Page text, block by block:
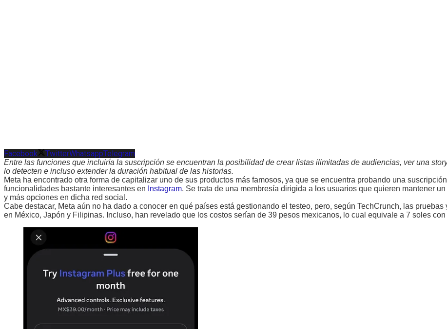
Facebook TwitterWhatsappTelegram
Entre las funciones que incluiría la suscripción se encuentran la posibilidad de crear listas ilimitadas de audiencias, ver una
lo detecten e incluso extender la duración habitual de las historias.
Meta ha encontrado otra forma de capitalizar uno de sus productos más famosos, ya que se encuentra probando una
funcionalidades bastante interesantes en Instagram. Se trata de una membresía dirigida a los usuarios que quieren mantener un
y más opciones en dicha red social.
Cabe destacar, Meta aún no ha dado a conocer en qué países está gestionando el testeo, pero, según TechCrunch, las pruebas
en México, Japón y Filipinas. Incluso, han revelado que los costos serían de 39 pesos mexicanos, lo cual equivale a 7 soles con